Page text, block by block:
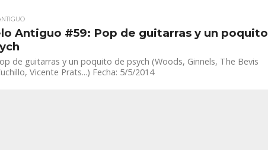
Antiguo #59: Pop de guitarras y un poquito
de guitarras y un poquito de psych (Woods, Ginnels, The Bevis
Vicente Prats...) Fecha: 5/5/2014